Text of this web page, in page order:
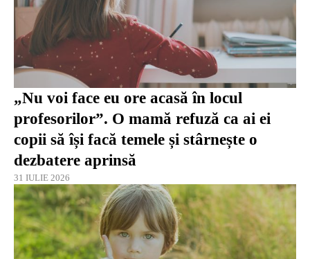
„Nu voi face eu ore acasă în locul
profesorilor”. O mamă refuză ca ai ei
copii să își facă temele și stârnește o
dezbatere aprinsă
31 IULIE 2026